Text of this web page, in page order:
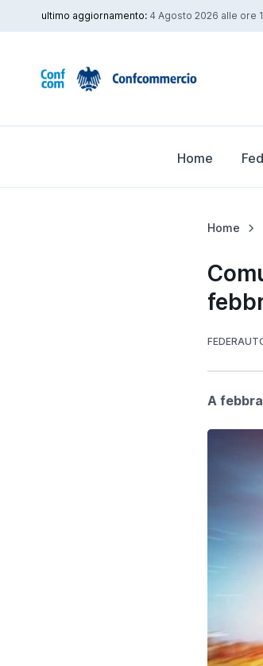
ultimo aggiornamento: 4 Agosto 2026 alle ore
Home
Home
A